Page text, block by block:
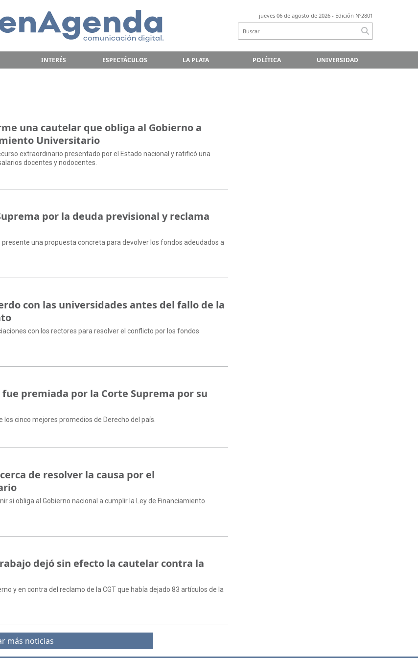
jueves 06 de agosto de 2026 - Edición Nº2801
INTERÉS ESPECTÁCULOS LA PLATA POLÍTICA UNIVERSIDAD
una cautelar que obliga al Gobierno a
Universitario
extraordinario presentado por el Estado nacional y ratificó una
docentes y nodocentes.
por la deuda previsional y reclama
presente una propuesta concreta para devolver los fondos adeudados a
con las universidades antes del fallo de la
con los rectores para resolver el conflicto por los fondos
fue premiada por la Corte Suprema por su
los cinco mejores promedios de Derecho del país.
de resolver la causa por el
si obliga al Gobierno nacional a cumplir la Ley de Financiamiento
dejó sin efecto la cautelar contra la
y en contra del reclamo de la CGT que había dejado 83 artículos de la
más noticias